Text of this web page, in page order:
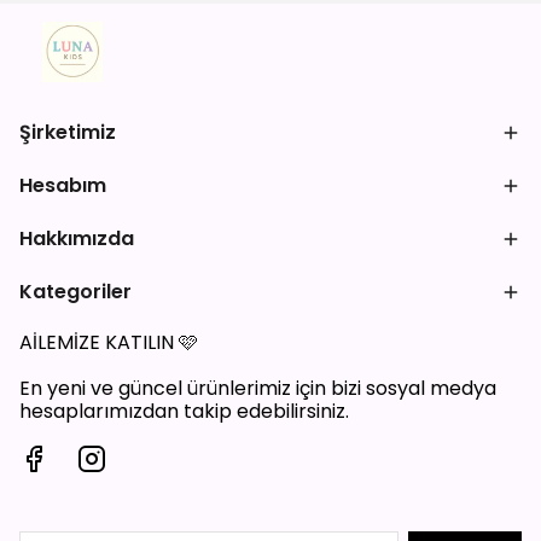
Şirketimiz
Hesabım
Hakkımızda
Kategoriler
AİLEMİZE KATILIN🩷
En yeni ve güncel ürünlerimiz için bizi sosyal medya
hesaplarımızdan takip edebilirsiniz.